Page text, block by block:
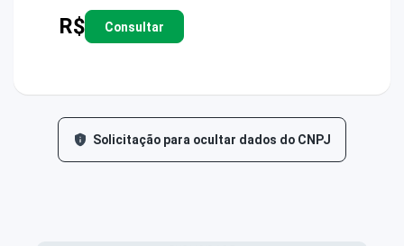
R$ Consultar
Solicitação para ocultar dados do CNPJ